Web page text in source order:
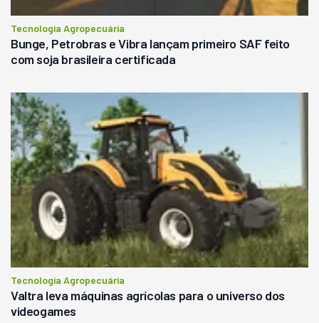
Tecnologia Agropecuária
Bunge, Petrobras e Vibra lançam primeiro SAF feito
com soja brasileira certificada
Tecnologia Agropecuária
Valtra leva máquinas agrícolas para o universo dos
videogames